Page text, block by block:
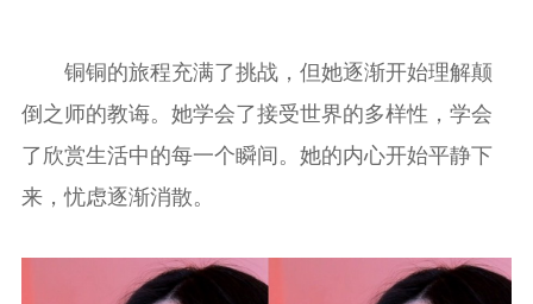
铜铜的旅程充满了挑战，但她逐渐开始理解颠
倒之师的教诲。她学会了接受世界的多样性，学会
了欣赏生活中的每一个瞬间。她的内心开始平静下
来，忧虑逐渐消散。